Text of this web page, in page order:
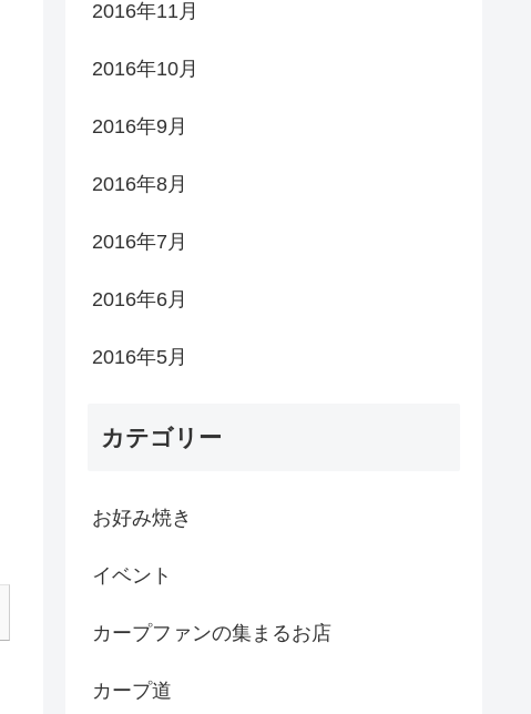
2016年11月
2016年10月
2016年9月
2016年8月
2016年7月
2016年6月
2016年5月
カテゴリー
お好み焼き
イベント
カープファンの集まるお店
カープ道